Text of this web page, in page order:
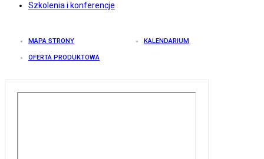
Szkolenia i konferencje
MAPA STRONY KALENDARIUM
OFERTA PRODUKTOWA